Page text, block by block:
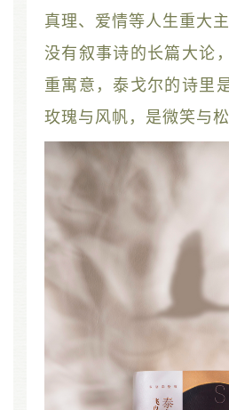
真理、爱情等人生重大
没有叙事诗的长篇大论
重寓意，泰戈尔的诗里
玫瑰与风帆，是微笑与松